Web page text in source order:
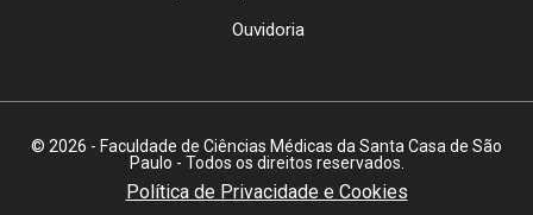
Ouvidoria
© 2026 - Faculdade de Ciências Médicas da Santa Casa de São
Paulo - Todos os direitos reservados.
Política de Privacidade e Cookies